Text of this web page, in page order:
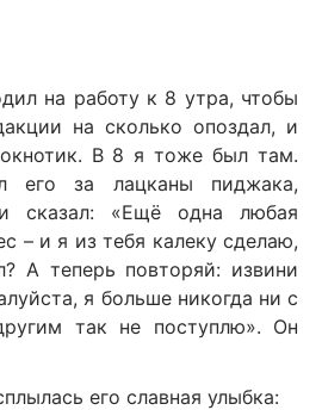
на работу к 8 утра, чтобы
на сколько опоздал, и
В 8 я тоже был там.
его за лацканы пиджака,
сказал: «Ещё одна любая
– и я из тебя калеку сделаю,
А теперь повторяй: извини
я больше никогда ни с
так не поступлю». Он
его славная улыбка: